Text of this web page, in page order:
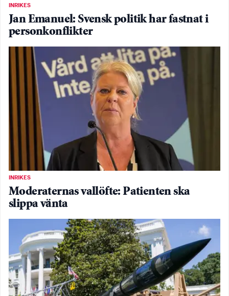
INRIKES
Jan Emanuel: Svensk politik har fastnat i
personkonflikter
INRIKES
Moderaternas vallöfte: Patienten ska
slippa vänta